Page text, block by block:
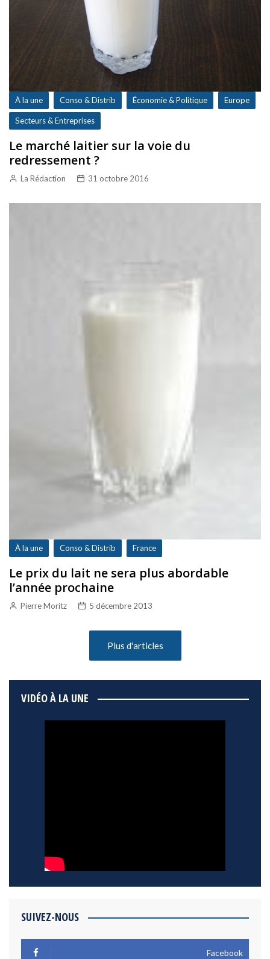
À la une Conso & Distrib Économie & Politique Europe
Secteurs & Entreprises
Le marché laitier sur la voie du
redressement ?
La Rédaction 31 octobre 2016
À la une Conso & Distrib France
Le prix du lait ne sera plus abordable
l’année prochaine
Pierre Moritz 5 décembre 2013
Plus d'articles
VIDÉO À LA UNE
SUIVEZ-NOUS
Facebook